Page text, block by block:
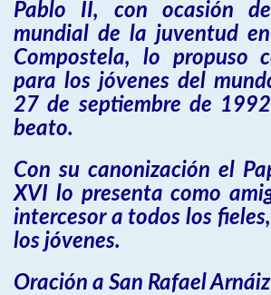
Pablo II, con ocasión
mundial de la juventud
Compostela, lo propuso
para los jóvenes del
27 de septiembre de
beato.
Con su canonización el
XVI lo presenta como
intercesor a todos los
los jóvenes.
Oración a San Rafael